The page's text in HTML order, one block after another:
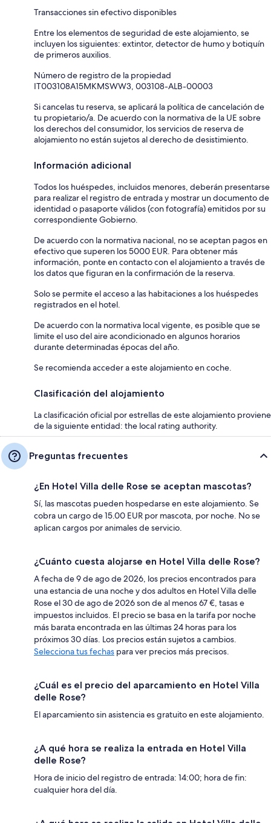
Transacciones sin efectivo disponibles
Entre los elementos de seguridad de este alojamiento, se
incluyen los siguientes: extintor, detector de humo y botiquín
de primeros auxilios.
Número de registro de la propiedad
IT003108A15MKMSWW3, 003108-ALB-00003
Si cancelas tu reserva, se aplicará la política de cancelación de
tu propietario/a. De acuerdo con la normativa de la UE sobre
los derechos del consumidor, los servicios de reserva de
alojamiento no están sujetos al derecho de desistimiento.
Información adicional
Todos los huéspedes, incluidos menores, deberán presentarse
para realizar el registro de entrada y mostrar un documento de
identidad o pasaporte válidos (con fotografía) emitidos por su
correspondiente Gobierno.
De acuerdo con la normativa nacional, no se aceptan pagos en
efectivo que superen los 5000 EUR. Para obtener más
información, ponte en contacto con el alojamiento a través de
los datos que figuran en la confirmación de la reserva.
Solo se permite el acceso a las habitaciones a los huéspedes
registrados en el hotel.
De acuerdo con la normativa local vigente, es posible que se
limite el uso del aire acondicionado en algunos horarios
durante determinadas épocas del año.
Se recomienda acceder a este alojamiento en coche.
Clasificación del alojamiento
La clasificación oficial por estrellas de este alojamiento proviene
de la siguiente entidad: the local rating authority.
Preguntas frecuentes
¿En Hotel Villa delle Rose se aceptan mascotas?
Sí, las mascotas pueden hospedarse en este alojamiento. Se
cobra un cargo de 15.00 EUR por mascota, por noche. No se
aplican cargos por animales de servicio.
¿Cuánto cuesta alojarse en Hotel Villa delle Rose?
A fecha de 9 de ago de 2026, los precios encontrados para
una estancia de una noche y dos adultos en Hotel Villa delle
Rose el 30 de ago de 2026 son de al menos 67 €, tasas e
impuestos incluidos. El precio se basa en la tarifa por noche
más barata encontrada en las últimas 24 horas para los
próximos 30 días. Los precios están sujetos a cambios.
Selecciona tus fechas para ver precios más precisos.
¿Cuál es el precio del aparcamiento en Hotel Villa
delle Rose?
El aparcamiento sin asistencia es gratuito en este alojamiento.
¿A qué hora se realiza la entrada en Hotel Villa
delle Rose?
Hora de inicio del registro de entrada: 14:00; hora de fin:
cualquier hora del día.